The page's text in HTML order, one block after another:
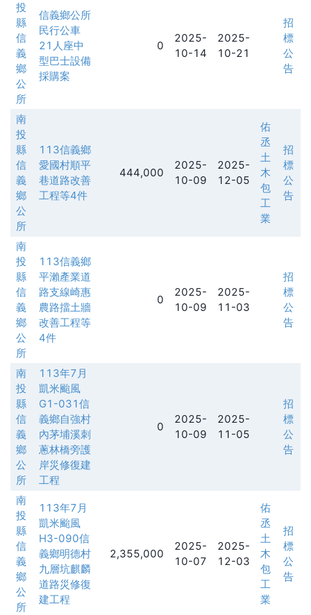
投
縣
信
義
鄉
公
所
信義鄉公所
民行公車
21人座中
型巴士設備
採購案
0
2025-
10-14
2025-
10-21
招
標
公
告
南
投
縣
信
義
鄉
公
所
113信義鄉
愛國村順平
巷道路改善
工程等4件
444,000
2025-
10-09
2025-
12-05
佑
丞
土
木
包
工
業
招
標
公
告
南
投
縣
信
義
鄉
公
所
113信義鄉
平瀨產業道
路支線崎惠
農路擋土牆
改善工程等
4件
0
2025-
10-09
2025-
11-03
招
標
公
告
南
投
縣
信
義
鄉
公
所
113年7月
凱米颱風
G1-031信
義鄉自強村
內茅埔溪刺
蔥林橋旁護
岸災修復建
工程
0
2025-
10-09
2025-
11-05
招
標
公
告
南
投
縣
信
義
鄉
公
所
113年7月
凱米颱風
H3-090信
義鄉明德村
九層坑麒麟
道路災修復
建工程
2,355,000
2025-
10-07
2025-
12-03
佑
丞
土
木
包
工
業
招
標
公
告